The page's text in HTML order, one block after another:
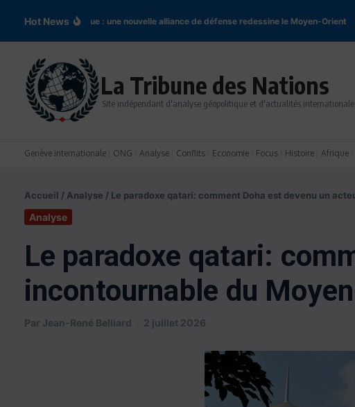
Hot News
de La Mecque : une nouvelle alliance de défense redessine le Moyen-Orient
La Tribune des Nations
Site indépendant d'analyse géopolitique et d'actualités
Genève internationale ONG Analyse Conflits Economie Focus Histoire Afrique
Accueil / Analyse / Le paradoxe qatari: comment Doha est devenu un
Analyse
Le paradoxe qatari:
incontournable du
Par Jean-René Belliard 2 juillet 2026